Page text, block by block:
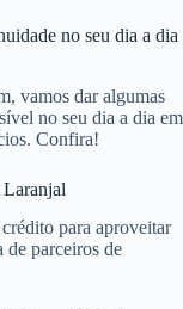
no seu dia a dia
vamos dar algumas
no seu dia a dia em
Confira!
Laranjal
para aproveitar
de parceiros de